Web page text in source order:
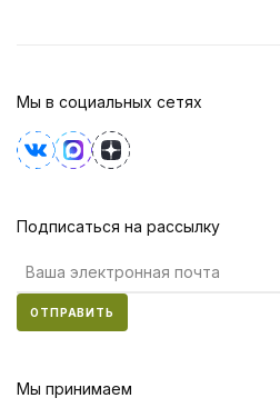
Мы в социальных сетях
Подписаться на рассылку
ОТПРАВИТЬ
Мы принимаем